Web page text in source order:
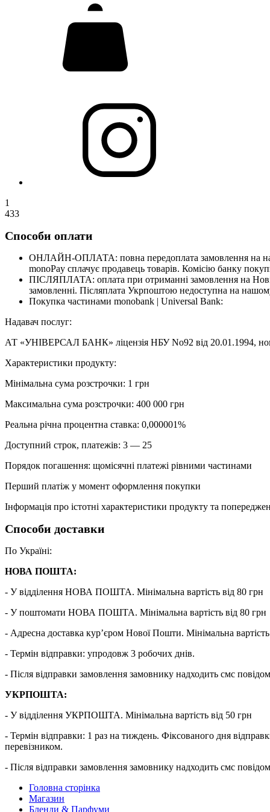
1
433
Способи оплати
ОНЛАЙН-ОПЛАТА: повна передоплата замовлення на
monoPay сплачує продавець товарів. Комісію банку
ПІСЛЯПЛАТА: оплата при отриманні замовлення на
замовленні. Післяплата Укрпоштою недоступна на
Покупка частинами monobank | Universal Bank:
Надавач послуг:
АТ «УНІВЕРСАЛ БАНК» ліцензія НБУ No92 від 20.01.1994,
Характеристики продукту:
Мінімальна сума розстрочки: 1 грн
Максимальна сума розстрочки: 400 000 грн
Реальна річна процентна ставка: 0,000001%
Доступний строк, платежів: 3 — 25
Порядок погашення: щомісячні платежі рівними частинами
Перший платіж у момент оформлення покупки
Інформація про істотні характеристики продукту та
Способи доставки
По Україні:
НОВА ПОШТА:
- У відділення НОВА ПОШТА. Мінімальна вартість від 80 грн
- У поштомати НОВА ПОШТА. Мінімальна вартість від 80 грн
- Адресна доставка кур’єром Нової Пошти. Мінімальна вартість
- Термін відправки: упродовж 3 робочих днів.
- Після відправки замовлення замовнику надходить смс
УКРПОШТА:
- У відділення УКРПОШТА. Мінімальна вартість від 50 грн
- Термін відправки: 1 раз на тиждень. Фіксованого дня
перевізником.
- Після відправки замовлення замовнику надходить смс
Головна сторінка
Магазин
Бленди & Парфуми